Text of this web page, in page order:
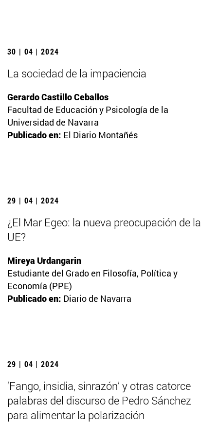
30 | 04 | 2024
La sociedad de la impaciencia
Gerardo Castillo Ceballos
Facultad de Educación y Psicología de la
Universidad de Navarra
Publicado en: El Diario Montañés
29 | 04 | 2024
¿El Mar Egeo: la nueva preocupación de la
UE?
Mireya Urdangarin
Estudiante del Grado en Filosofía, Política y
Economía (PPE)
Publicado en: Diario de Navarra
29 | 04 | 2024
‘Fango, insidia, sinrazón’ y otras catorce
palabras del discurso de Pedro Sánchez
para alimentar la polarización